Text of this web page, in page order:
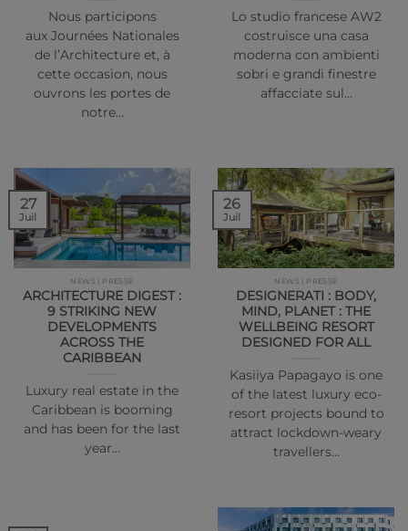
Nous participons
aux Journées Nationales
de l’Architecture et, à
cette occasion, nous
ouvrons les portes de
notre…
Lo studio francese AW2
costruisce una casa
moderna con ambienti
sobri e grandi finestre
affacciate sul…
NEWS | PRESSE
ARCHITECTURE DIGEST :
9 STRIKING NEW
DEVELOPMENTS
ACROSS THE
CARIBBEAN
Luxury real estate in the
Caribbean is booming
and has been for the last
year…
27
Juil
NEWS | PRESSE
DESIGNERATI : BODY,
MIND, PLANET : THE
WELLBEING RESORT
DESIGNED FOR ALL
Kasiiya Papagayo is one
of the latest luxury eco-
resort projects bound to
attract lockdown-weary
travellers…
26
Juil